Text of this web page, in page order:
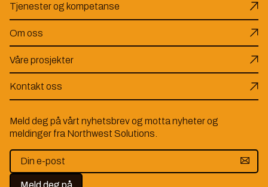
Tjenester og kompetanse
Om oss
Våre prosjekter
Kontakt oss
Meld deg på vårt nyhetsbrev og motta nyheter og
meldinger fra Northwest Solutions.